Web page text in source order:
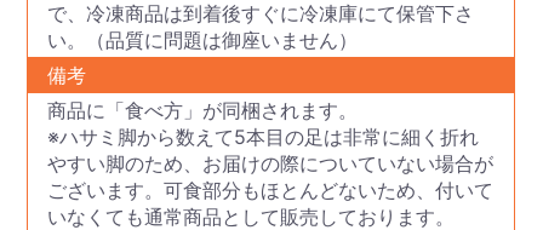
で、冷凍商品は到着後すぐに冷凍庫にて保管下さ
い。（品質に問題は御座いません）
備考
商品に「食べ方」が同梱されます。
※ハサミ脚から数えて5本目の足は非常に細く折れ
やすい脚のため、お届けの際についていない場合が
ございます。可食部分もほとんどないため、付いて
いなくても通常商品として販売しております。